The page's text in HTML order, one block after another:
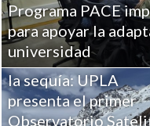
Programa PACE
para apoyar la
universidad
Ciencia para
la sequía: UPLA
presenta el primer
Observatorio